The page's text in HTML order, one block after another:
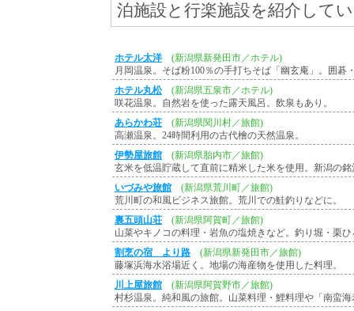
泊施設と行楽施設を紹介して
ホテル太洋
(新潟県新発田市／ホテル)
月岡温泉。そば粉100％の手打ちそば「幽玄庵」。囲碁
ホテル丸松
(新潟県五泉市／ホテル)
咲花温泉。自然岩を使った露天風呂。飲泉もあり。
あらかわ荘
(新潟県関川村／旅館)
高瀬温泉。24時間利用の古代檜の天然温泉。
伊勢屋旅館
(新潟県胎内市／旅館)
玄米を低温貯蔵して直前に精米した米を使用。新潟の
いづみや旅館
(新潟県荒川町／旅館)
荒川町の和風ビジネス旅館。荒川での鮭釣りなどに。
裏五頭山荘
(新潟県阿賀町／旅館)
山菜やキノコの料理・岩魚の塩焼きなど。釣り堀・栗
割烹の宿 より路
(新潟県新発田市／旅館)
藤塚浜海水浴場近く。地場の海産物を使用した料理。
川上屋旅館
(新潟県阿賀野市／旅館)
村杉温泉。純和風の旅館。山菜料理・鯉料理や「南蛮